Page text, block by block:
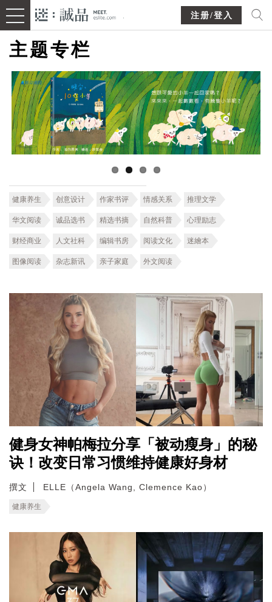
注册/登入
主题专栏
健康养生 创意设计 作家书评 情感关系 推理文学
华文阅读 诚品选书 精选书摘 自然科普 心理励志
财经商业 人文社科 编辑书房 阅读文化 迷繪本
图像阅读 杂志新讯 亲子家庭 外文阅读
健身女神帕梅拉分享「被动瘦身」的秘
诀！改变日常习惯维持健康好身材
撰文 ELLE（Angela Wang, Clemence Kao）
健康养生